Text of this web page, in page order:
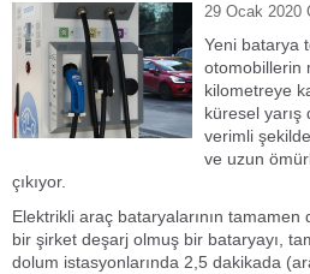
29 Ocak 2020
Yeni batarya
otomobillerin
kilometreye
küresel yarış
verimli
ve uzun
çıkıyor.
Elektrikli araç bataryalarının tamamen
bir şirket deşarj olmuş bir bataryayı,
dolum istasyonlarında 2,5 dakikada